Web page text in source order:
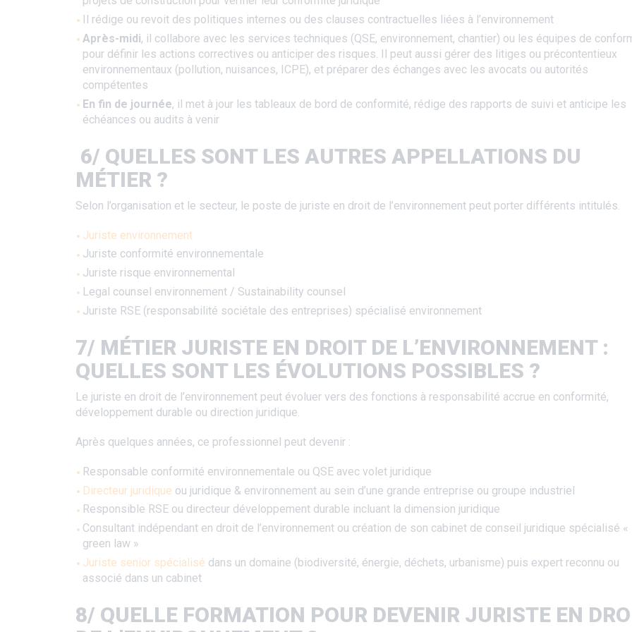
Il rédige ou revoit des politiques internes ou des clauses contractuelles liées à l’environnement
Après-midi, il collabore avec les services techniques (QSE, environnement, chantier) ou les équipes de
pour définir les actions correctives ou anticiper des risques. Il peut aussi gérer des litiges ou précontentieux
environnementaux (pollution, nuisances, ICPE), et préparer des échanges avec les avocats ou autorités
compétentes
En fin de journée, il met à jour les tableaux de bord de conformité, rédige des rapports de suivi et anticipe les
échéances ou audits à venir
6/ QUELLES SONT LES AUTRES APPELLATIONS DU
MÉTIER ?
Selon l’organisation et le secteur, le poste de juriste en droit de l’environnement peut porter différents intitulés.
Juriste environnement
Juriste conformité environnementale
Juriste risque environnemental
Legal counsel environnement / Sustainability counsel
Juriste RSE (responsabilité sociétale des entreprises) spécialisé environnement
7/ MÉTIER JURISTE EN DROIT DE L’ENVIRONNEMENT :
QUELLES SONT LES ÉVOLUTIONS POSSIBLES ?
Le juriste en droit de l’environnement peut évoluer vers des fonctions à responsabilité accrue en conformité,
développement durable ou direction juridique.
Après quelques années, ce professionnel peut devenir :
Responsable conformité environnementale ou QSE avec volet juridique
Directeur juridique ou juridique & environnement au sein d’une grande entreprise ou groupe industriel
Responsible RSE ou directeur développement durable incluant la dimension juridique
Consultant indépendant en droit de l’environnement ou création de son cabinet de conseil juridique spécialisé «
green law »
Juriste senior spécialisé dans un domaine (biodiversité, énergie, déchets, urbanisme) puis expert reconnu ou
associé dans un cabinet
8/ QUELLE FORMATION POUR DEVENIR JURISTE EN